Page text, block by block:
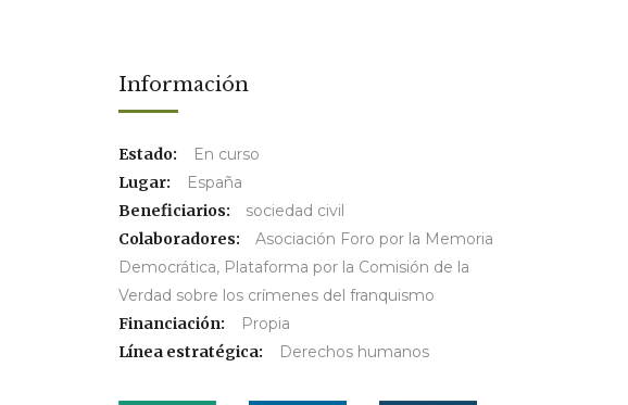
Información
Estado:
En curso
Lugar:
España
Beneficiarios:
sociedad civil
Colaboradores:
Asociación Foro por la Memoria
Democrática, Plataforma por la Comisión de la
Verdad sobre los crímenes del franquismo
Financiación:
Propia
Línea estratégica:
Derechos humanos